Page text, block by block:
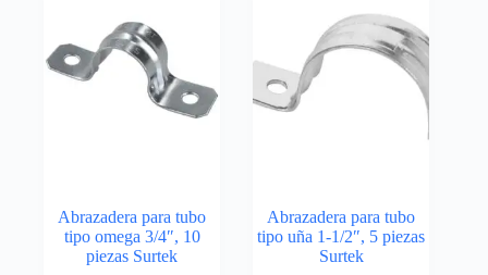
Abrazadera para tubo
tipo omega 3/4″, 10
piezas Surtek
Abrazadera para tubo
tipo uña 1-1/2″, 5 piezas
Surtek